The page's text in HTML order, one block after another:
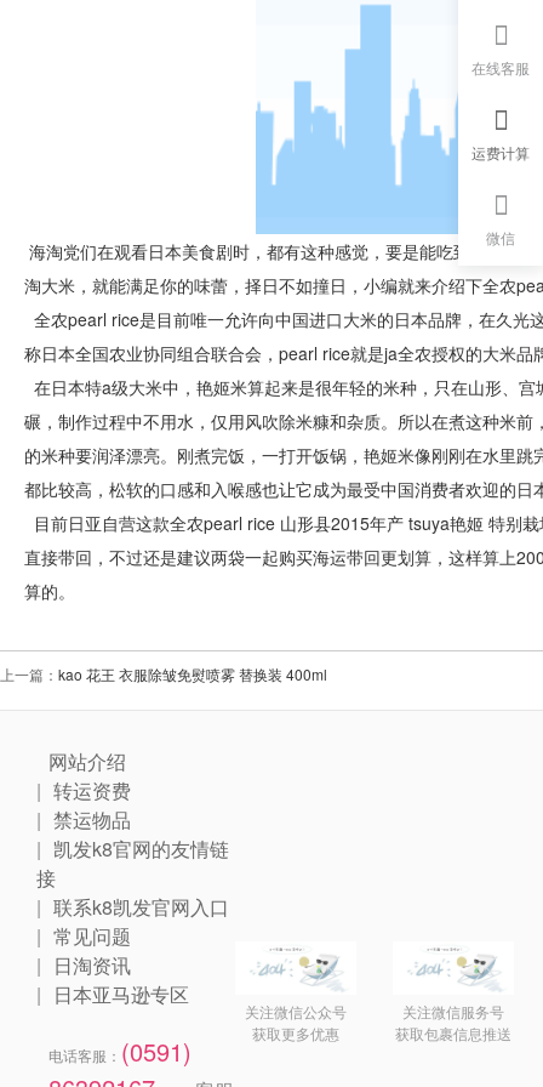
海淘党们在观看日本美食剧时，都有这种感觉，要是能吃到一碗颗
淘大米，就能满足你的味蕾，择日不如撞日，小编就来介绍下全农
全农pearl rice是目前唯一允许向中国进口大米的日本品牌，在久
称日本全国农业协同组合联合会，pearl rice就是ja全农授权的大米品
在日本特a级大米中，艳姬米算起来是很年轻的米种，只在山形、
碾，制作过程中不用水，仅用风吹除米糠和杂质。所以在煮这种米
的米种要润泽漂亮。刚煮完饭，一打开饭锅，艳姬米像刚刚在水里
都比较高，松软的口感和入喉感也让它成为最受中国消费者欢迎的
目前日亚自营这款全农pearl rice 山形县2015年产 tsuya艳姬 特别
直接带回，不过还是建议两袋一起购买海运带回更划算，这样算上
算的。
上一篇： kao 花王 衣服除皱免熨喷雾 替换装 400ml
网站介绍
转运资费
禁运物品
凯发k8官网的友情链
接
联系k8凯发官网入口
常见问题
日淘资讯
日本亚马逊专区
电话客服： (0591)
关注微信公众号
获取更多优惠
关注微信服务号
获取包裹信息推送
在线客服
运费计算
微信